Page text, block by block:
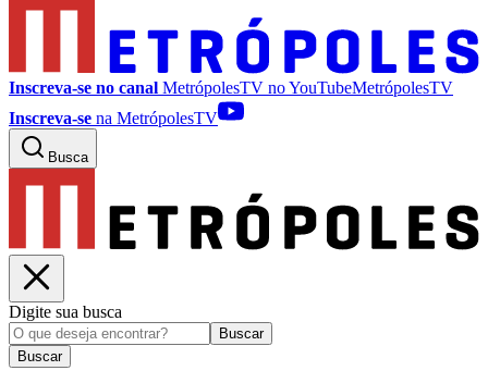
Inscreva-se no canal MetrópolesTV noYouTubeMetrópolesTV
Inscreva-se na MetrópolesTV
Busca
Digite sua busca
Buscar
Buscar